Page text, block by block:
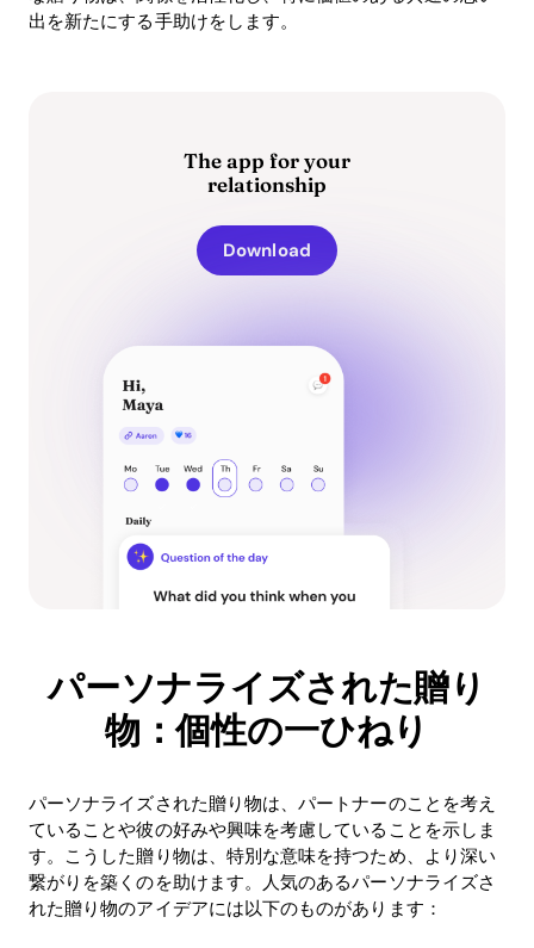
出を新たにする手助けをします。
The app for your
relationship
Download
パーソナライズされた贈り
物：個性の一ひねり
パーソナライズされた贈り物は、パートナーのことを考え
ていることや彼の好みや興味を考慮していることを示しま
す。こうした贈り物は、特別な意味を持つため、より深い
繋がりを築くのを助けます。人気のあるパーソナライズさ
れた贈り物のアイデアには以下のものがあります：